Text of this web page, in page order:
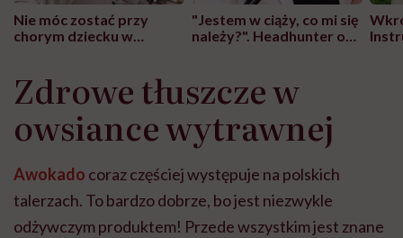
Nie móc zostać przy
chorym dziecku w
może chyba tylko
głupota i brak
wyobraźni"
"Jestem w ciąży, co mi się
należy?". Headhunter o
pracy
Zdrowe tłuszcze w
owsiance wytrawnej
Awokado coraz częściej występuje na polskich
talerzach. To bardzo dobrze, bo jest niezwykle
odżywczym produktem! Przede wszystkim jest znane